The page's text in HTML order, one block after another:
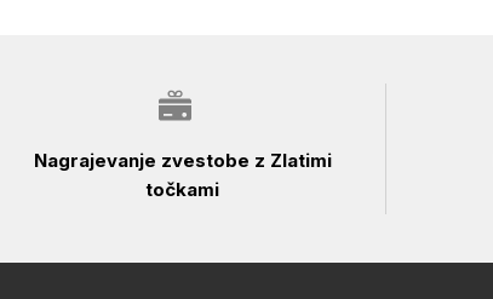
Nagrajevanje zvestobe z Zlatimi
točkami